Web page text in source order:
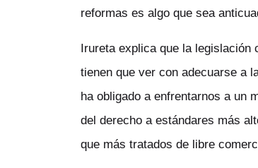
reformas es algo que sea
Irureta explica que la legislación
tienen que ver con adecuarse a
ha obligado a enfrentarnos a un
del derecho a estándares más
que más tratados de libre